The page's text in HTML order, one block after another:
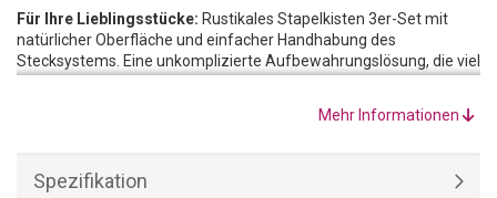
Für Ihre Lieblingsstücke: Rustikales Stapelkisten 3er-Set mit
natürlicher Oberfläche und einfacher Handhabung des
Stecksystems. Eine unkomplizierte Aufbewahrungslösung, die viel
ermöglichen Ihnen den mobilen und flexiblen Einsatz an den
Stapelbare Holzkisten für jeden Anlass:
Bei der Befüllung der
Mehr Informationen
Spezifikation